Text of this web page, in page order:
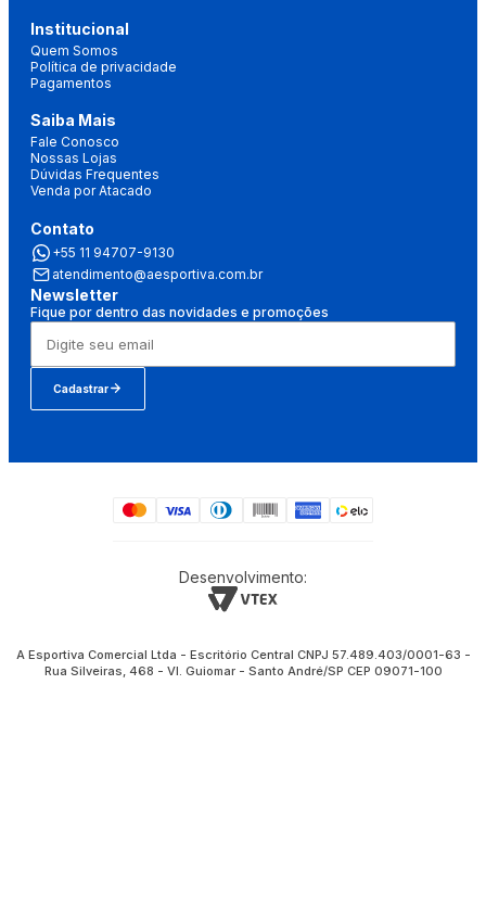
Institucional
Quem Somos
Política de privacidade
Pagamentos
Saiba Mais
Fale Conosco
Nossas Lojas
Dúvidas Frequentes
Venda por Atacado
Contato
+55 11 94707-9130
atendimento@aesportiva.com.br
Newsletter
Fique por dentro das novidades e promoções
Cadastrar
Desenvolvimento:
A Esportiva Comercial Ltda - Escritório Central CNPJ 57.489.403/0001-63 -
Rua Silveiras, 468 - Vl. Guiomar - Santo André/SP CEP 09071-100